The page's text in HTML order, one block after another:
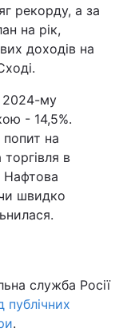
рекорду, а за
на рік,
доходів на
2024-му
- 14,5%.
на
в
Нафтова
швидко
служба Росії
публічних
.